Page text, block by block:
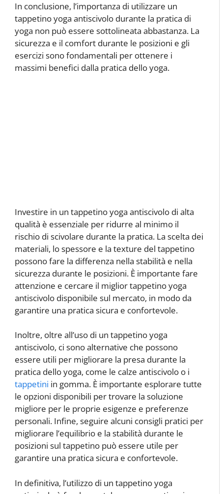
In conclusione, l’importanza di utilizzare un
tappetino yoga antiscivolo durante la pratica di
yoga non può essere sottolineata abbastanza. La
sicurezza e il comfort durante le posizioni e gli
esercizi sono fondamentali per ottenere i
massimi benefici dalla pratica dello yoga.
Investire in un tappetino yoga antiscivolo di alta
qualità è essenziale per ridurre al minimo il
rischio di scivolare durante la pratica. La scelta dei
materiali, lo spessore e la texture del tappetino
possono fare la differenza nella stabilità e nella
sicurezza durante le posizioni. È importante fare
attenzione e cercare il miglior tappetino yoga
antiscivolo disponibile sul mercato, in modo da
garantire una pratica sicura e confortevole.
Inoltre, oltre all’uso di un tappetino yoga
antiscivolo, ci sono alternative che possono
essere utili per migliorare la presa durante la
pratica dello yoga, come le calze antiscivolo o i
tappetini in gomma. È importante esplorare tutte
le opzioni disponibili per trovare la soluzione
migliore per le proprie esigenze e preferenze
personali. Infine, seguire alcuni consigli pratici per
migliorare l’equilibrio e la stabilità durante le
posizioni sul tappetino può essere utile per
garantire una pratica sicura e confortevole.
In definitiva, l’utilizzo di un tappetino yoga